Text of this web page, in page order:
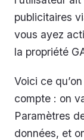
publicitaires
vous ayez
la propriété
Voici ce
compte : on
Paramètres
données, et